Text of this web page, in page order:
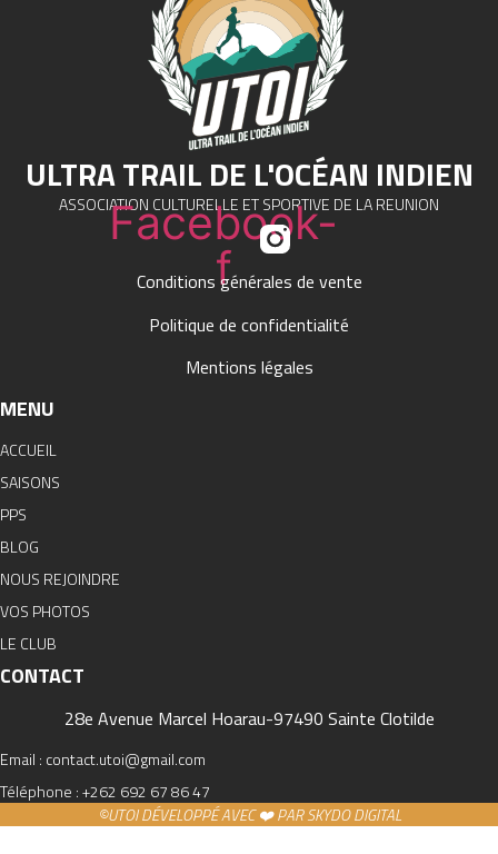
ULTRA TRAIL DE L'OCÉAN INDIEN
ASSOCIATION CULTURELLE ET SPORTIVE DE LA REUNION
Facebook-
f
Conditions générales de vente
Politique de confidentialité
Mentions légales
MENU
ACCUEIL
SAISONS
PPS
BLOG
NOUS REJOINDRE
VOS PHOTOS
LE CLUB
CONTACT
28e Avenue Marcel Hoarau-97490 Sainte Clotilde
Email : contact.utoi@gmail.com
Téléphone : +262 692 67 86 47
©UTOI DÉVELOPPÉ AVEC ❤️ PAR SKYDO DIGITAL